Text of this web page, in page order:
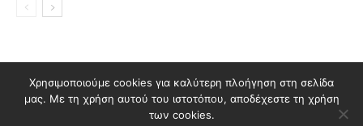
Διαφημιστείτε στο Polis Magazino
Όροι χρήσης & Πολιτική Προστασίας Προσωπικών Δεδομένων
Επικοινωνία
Χρησιμοποιούμε cookies για καλύτερη πλοήγηση στη σελίδα
μας. Με τη χρήση αυτού του ιστοτόπου, αποδέχεστε τη χρήση
των cookies.